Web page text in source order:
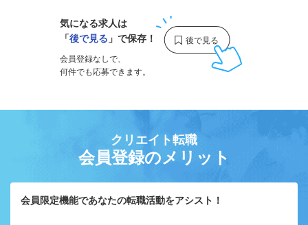
気になる求人は
「後で見る 」で保存！
会員登録なしで、
何件でも応募できます。
クリエイト転職
会員登録のメリット
会員限定機能であなたの転職活動をアシスト！